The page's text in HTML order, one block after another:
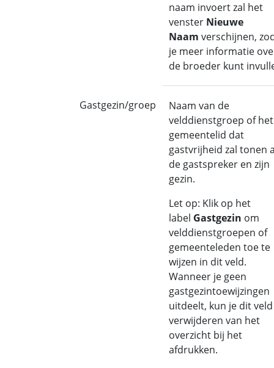
naam invoert zal het
venster Nieuwe
Naam verschijnen,
je meer informatie
de broeder kunt
Gastgezin/groep
Naam van de
velddienstgroep of het
gemeentelid dat
gastvrijheid zal tonen
de gastspreker en zijn
gezin.
Let op: Klik op het
label Gastgezin om
velddienstgroepen of
gemeenteleden toe te
wijzen in dit veld.
Wanneer je geen
gastgezintoewijzingen
uitdeelt, kun je dit veld
verwijderen van het
overzicht bij het
afdrukken.